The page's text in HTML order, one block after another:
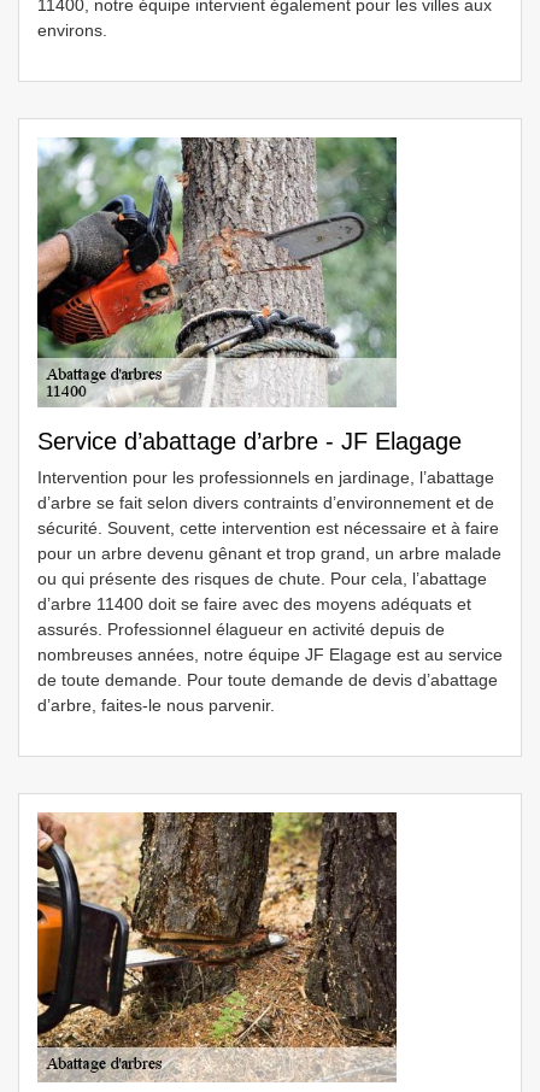
11400, notre équipe intervient également pour les villes aux
environs.
Service d’abattage d’arbre - JF Elagage
Intervention pour les professionnels en jardinage, l’abattage
d’arbre se fait selon divers contraints d’environnement et de
sécurité. Souvent, cette intervention est nécessaire et à faire
pour un arbre devenu gênant et trop grand, un arbre malade
ou qui présente des risques de chute. Pour cela, l’abattage
d’arbre 11400 doit se faire avec des moyens adéquats et
assurés. Professionnel élagueur en activité depuis de
nombreuses années, notre équipe JF Elagage est au service
de toute demande. Pour toute demande de devis d’abattage
d’arbre, faites-le nous parvenir.